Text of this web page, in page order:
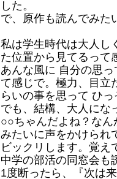
した。
で、原作も読んでみた
私は学生時代は大人し
た位置から見てるって
あんな風に 自分の思
て感じで。極力、目立
らいの事を思って ひ
でも、結構、大人にな
○○ちゃんだよね？な
みたいに声をかけられ
ビックリします。覚え
中学の部活の同窓会も
1度断ったら、『次は